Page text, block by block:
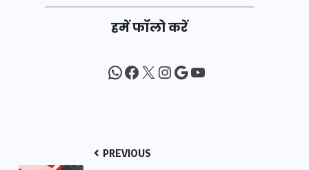
हमें फॉलो करें
WhatsApp
Facebook
X Instagram
Google
YouTube
PREVIOUS